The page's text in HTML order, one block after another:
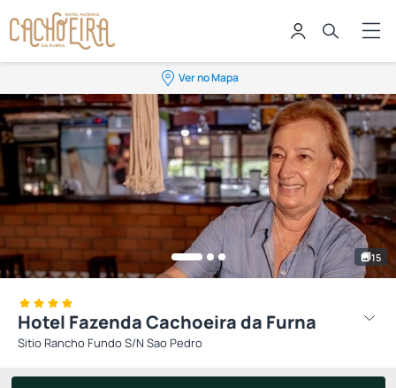
Ver no Mapa
15
Hotel Fazenda Cachoeira da Furna
Sitio Rancho Fundo S/N Sao Pedro